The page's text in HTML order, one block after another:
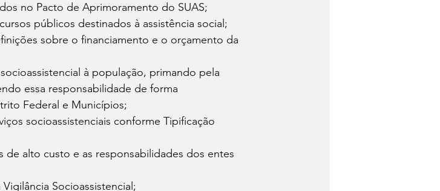
no Pacto de Aprimoramento do SUAS;
públicos destinados à assistência social;
sobre o financiamento e o orçamento da
à população, primando pela
essa responsabilidade de forma
Federal e Municípios;
socioassistenciais conforme Tipificação
de alto custo e as responsabilidades dos entes
Socioassistencial;